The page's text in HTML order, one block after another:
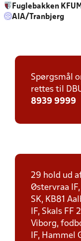
Fuglebakken
AIA/Tranbjerg
Spørgsmål
rettes til
8939 9999
29 hold ud
Østervraa
SK, KB81
IF, Skals FF
Viborg,
IF, Hammel